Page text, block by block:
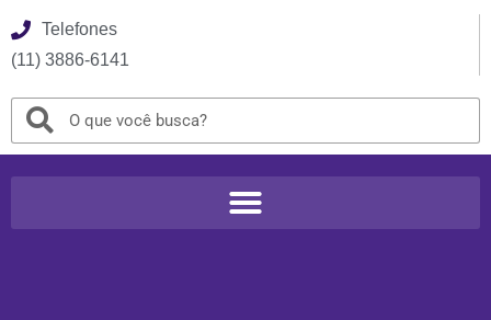
Telefones
(11) 3886-6141